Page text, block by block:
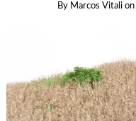
By Marcos Vitali on